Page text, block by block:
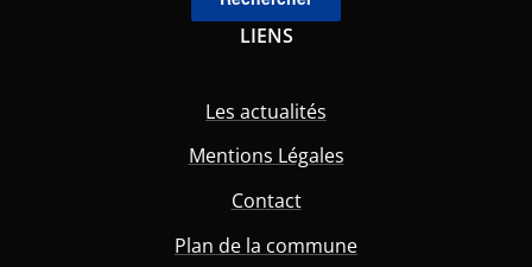
LIENS
Les actualités
Mentions Légales
Contact
Plan de la commune